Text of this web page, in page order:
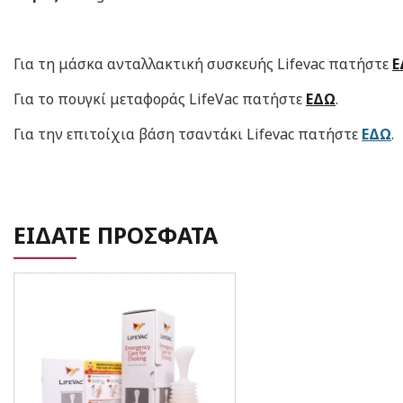
Για τη μάσκα ανταλλακτική συσκευής Lifevac πατήστε
Για το πουγκί μεταφοράς LifeVac πατήστε ΕΔΩ.
Για την επιτοίχια βάση τσαντάκι Lifevac πατήστε ΕΔΩ.
ΕΙΔΑΤΕ ΠΡΟΣΦΑΤΑ